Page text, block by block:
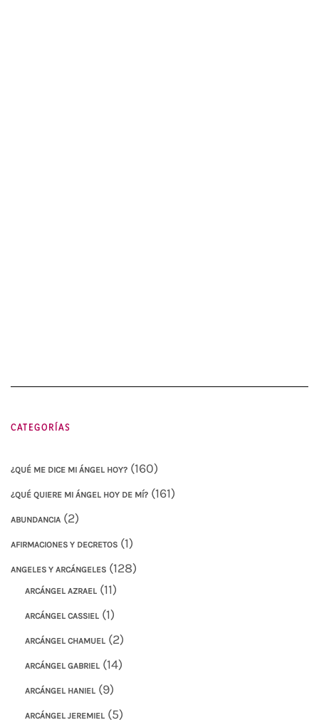
CATEGORÍAS
¿QUÉ ME DICE MI ÁNGEL HOY? (160)
¿QUÉ QUIERE MI ÁNGEL HOY DE MÍ? (161)
ABUNDANCIA (2)
AFIRMACIONES Y DECRETOS (1)
ANGELES Y ARCÁNGELES (128)
ARCÁNGEL AZRAEL (11)
ARCÁNGEL CASSIEL (1)
ARCÁNGEL CHAMUEL (2)
ARCÁNGEL GABRIEL (14)
ARCÁNGEL HANIEL (9)
ARCÁNGEL JEREMIEL (5)